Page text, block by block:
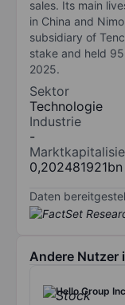
sales. Its main
in China and
subsidiary of
stake and held
2025.
Sektor
Technologie
Industrie
-
0,202481921bn
Daten
Andere Nutzer
Hello Group